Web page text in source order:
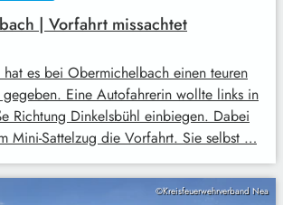
| Vorfahrt missachtet
es bei Obermichelbach einen teuren
gegeben. Eine Autofahrerin wollte links in
Richtung Dinkelsbühl einbiegen. Dabei
Mini-Sattelzug die Vorfahrt. Sie selbst …
©Kreisfeuerwehrverband Nea